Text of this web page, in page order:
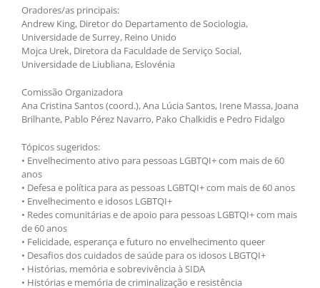
Oradores/as principais:
Andrew King, Diretor do Departamento de Sociologia,
Universidade de Surrey, Reino Unido
Mojca Urek, Diretora da Faculdade de Serviço Social,
Universidade de Liubliana, Eslovénia
Comissão Organizadora
Ana Cristina Santos (coord.), Ana Lúcia Santos, Irene Massa, Joana
Brilhante, Pablo Pérez Navarro, Pako Chalkidis e Pedro Fidalgo
Tópicos sugeridos:
• Envelhecimento ativo para pessoas LGBTQI+ com mais de 60
anos
• Defesa e política para as pessoas LGBTQI+ com mais de 60 anos
• Envelhecimento e idosos LGBTQI+
• Redes comunitárias e de apoio para pessoas LGBTQI+ com mais
de 60 anos
• Felicidade, esperança e futuro no envelhecimento queer
• Desafios dos cuidados de saúde para os idosos LBGTQI+
• Histórias, memória e sobrevivência à SIDA
• Histórias e memória de criminalização e resistência